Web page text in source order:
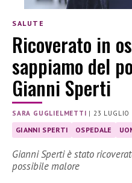
SALUTE
Ricoverato in
sappiamo del
Gianni Sperti
SARA GUGLIELMETTI | 23 LUGLIO
GIANNI SPERTI OSPEDALE
Gianni Sperti è stato
possibile malore